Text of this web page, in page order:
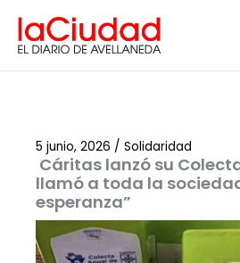
contenido
Cáritas lanzó su
llamó a toda la
esperanza”
5 junio, 2026 / Solidaridad